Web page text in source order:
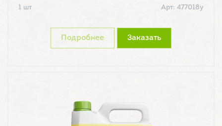
1 шт Арт: 477018у
Подробнее Заказать